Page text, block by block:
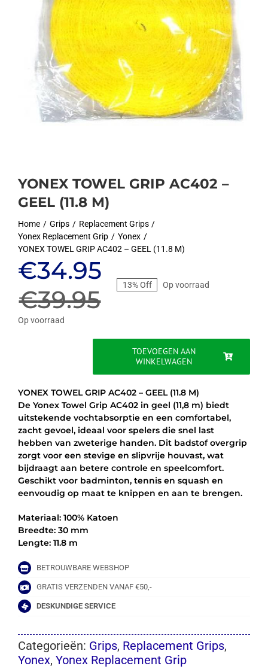
YONEX TOWEL GRIP AC402 –
GEEL (11.8 M)
Home Grips
Replacement Grips
Yonex Replacement Grip
Yonex
YONEX TOWEL GRIP AC402 – GEEL (11.8 M)
€39.95
Oorspronkelijke
prijs
was:
€39.95.
€34.95
Huidige
prijs
is:
€34.95.
13% Off Op voorraad
Op voorraad
AC402
(11.8
TOEVOEGEN AAN
WINKELWAGEN
YONEX TOWEL GRIP AC402 – GEEL (11.8 M)
De Yonex Towel Grip AC402 in geel (11,8 m) biedt
uitstekende vochtabsorptie en een comfortabel,
zacht gevoel, ideaal voor spelers die snel last
hebben van zweterige handen. Dit badstof overgrip
zorgt voor een stevige en slipvrije houvast, wat
bijdraagt aan betere controle en speelcomfort.
Geschikt voor badminton, tennis en squash en
eenvoudig op maat te knippen en aan te brengen.
Materiaal: 100% Katoen
Breedte: 30 mm
Lengte: 11.8 m
BETROUWBARE WEBSHOP
GRATIS VERZENDEN VANAF €50,-
DESKUNDIGE SERVICE
Categorieën: Grips, Replacement Grips,
Yonex, Yonex Replacement Grip